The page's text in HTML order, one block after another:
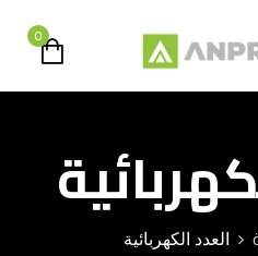
0
العدد الكهربائية